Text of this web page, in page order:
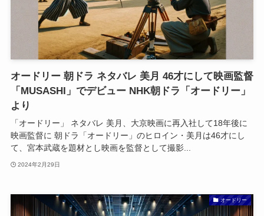
オードリー 朝ドラ ネタバレ 美月 46才にして映画監督
「MUSASHI」でデビュー NHK朝ドラ「オードリー」
より
「オードリー」 ネタバレ 美月、大京映画に再入社して18年後に
映画監督に 朝ドラ「オードリー」のヒロイン・美月は46才にし
て、宮本武蔵を題材とし映画を監督として撮影...
2024年2月29日
オードリー